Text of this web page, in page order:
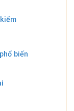
là phổ biến